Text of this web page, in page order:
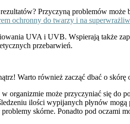
Przyczyną problemów
ochronny do twarzy i na
UVA i UVB. Wspierają także
przebarwień.
Warto również zacząć dbać o skórę
organizmie może przyczyniać się do
ilości wypijanych płynów mogą
problemy skórne. Ponadto pod oczami